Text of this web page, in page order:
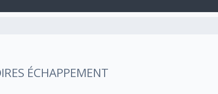
ÉCHAPPEMENT